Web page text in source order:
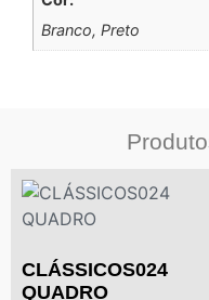
Branco, Preto
CLÁSSICOS024
QUADRO